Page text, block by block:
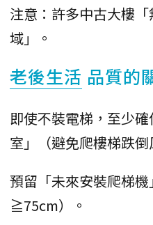
注意：許多中古大樓
域」。
老後生活 品質的
即使不裝電梯，至少
室」（避免爬樓梯跌倒
預留「未來安裝爬梯
≧75cm）。